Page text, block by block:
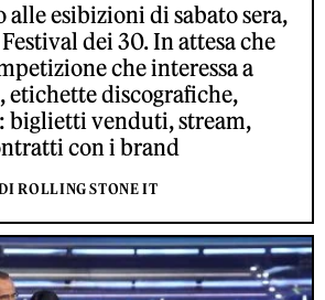
alle esibizioni di sabato sera,
dei 30. In attesa che
che interessa a
etichette discografiche,
biglietti venduti, stream,
con i brand
ROLLING STONE IT